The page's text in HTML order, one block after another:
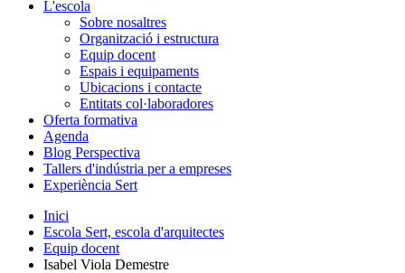
L'escola
Sobre nosaltres
Organització i estructura
Equip docent
Espais i equipaments
Ubicacions i contacte
Entitats col·laboradores
Oferta formativa
Agenda
Blog Perspectiva
Tallers d'indústria per a empreses
Experiència Sert
Inici
Escola Sert, escola d'arquitectes
Equip docent
Isabel Viola Demestre